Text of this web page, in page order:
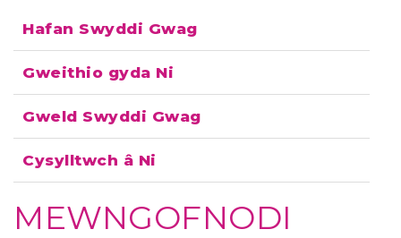
Hafan Swyddi Gwag
Gweithio gyda Ni
Gweld Swyddi Gwag
Cysylltwch â Ni
MEWNGOFNODI